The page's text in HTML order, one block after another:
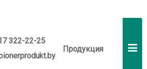
322-22-25
Продукция